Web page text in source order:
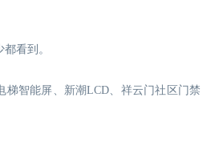
看到。
梯智能屏、新潮LCD、祥云门社区门禁